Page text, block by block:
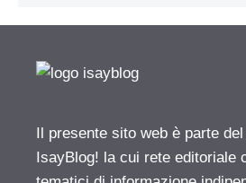
Il presente sito web è parte
IsayBlog! la cui rete editoriale